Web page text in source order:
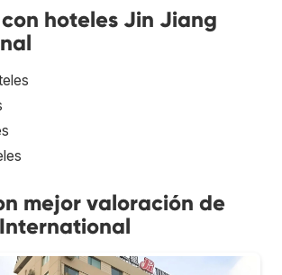
hoteles Jin Jiang
mejor valoración de